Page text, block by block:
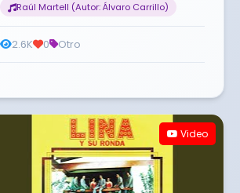
Raúl Martell (Autor: Álvaro Carrillo)
2.6K 0 Otro
Video